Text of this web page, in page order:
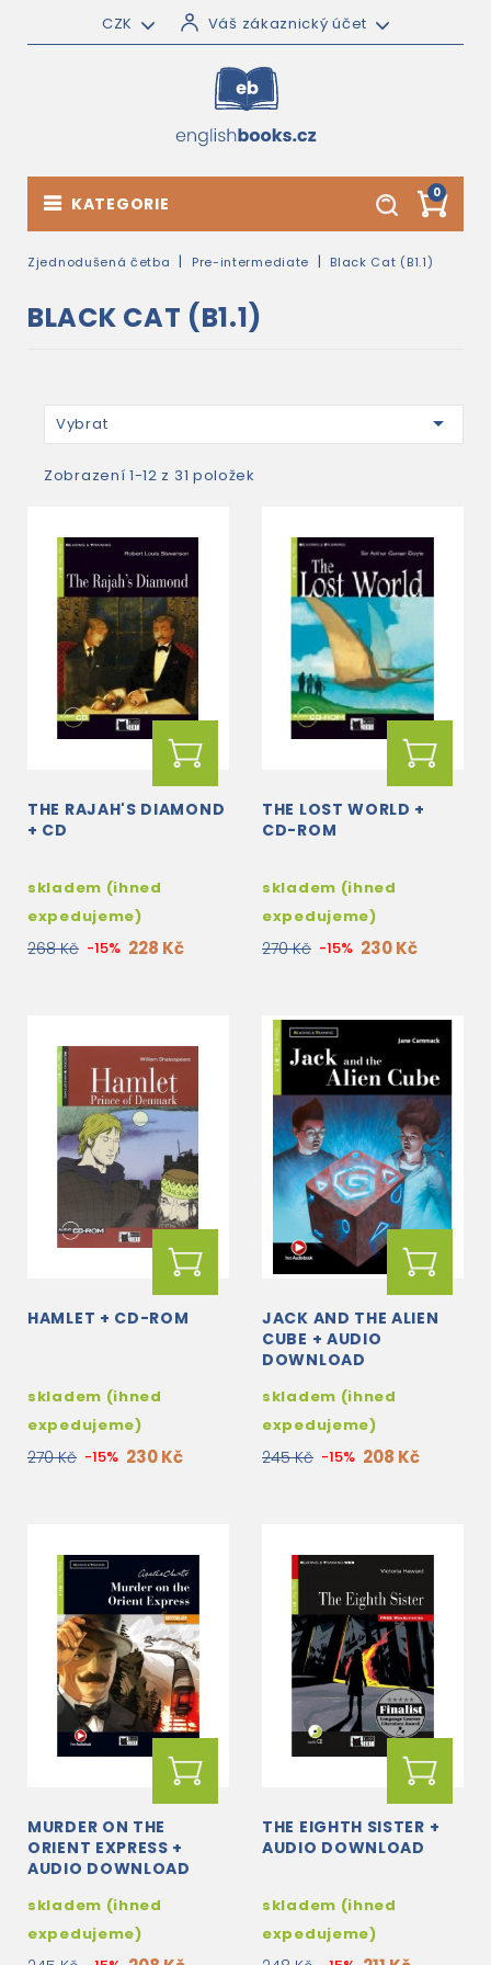
CZK Váš zákaznický účet
0
KATEGORIE
Zjednodušená četba Pre-intermediate Black Cat (B1.1)
BLACK CAT (B1.1)
Vybrat 
Zobrazení 1-12 z 31 položek
THE RAJAH'S DIAMOND
+ CD
skladem (ihned
expedujeme)
268 Kč -15% 228 Kč
THE LOST WORLD +
CD-ROM
skladem (ihned
expedujeme)
270 Kč -15% 230 Kč
HAMLET + CD-ROM
skladem (ihned
expedujeme)
270 Kč -15% 230 Kč
JACK AND THE ALIEN
CUBE + AUDIO
DOWNLOAD
skladem (ihned
expedujeme)
245 Kč -15% 208 Kč
MURDER ON THE
ORIENT EXPRESS +
AUDIO DOWNLOAD
skladem (ihned
expedujeme)
THE EIGHTH SISTER +
AUDIO DOWNLOAD
skladem (ihned
expedujeme)